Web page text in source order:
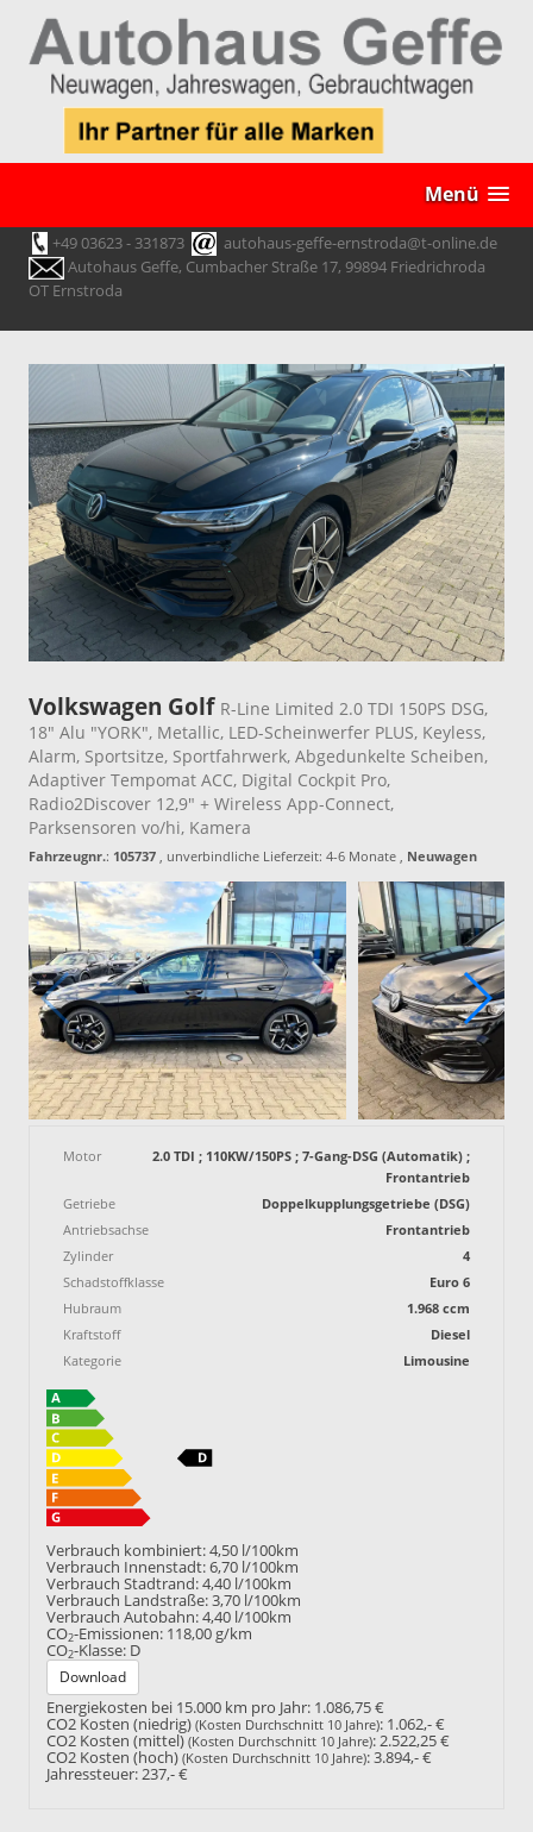
Menü
+49 03623 - 331873
autohaus-geffe-ernstroda@t-online.de
Autohaus Geffe, Cumbacher Straße 17, 99894 Friedrichroda
OT Ernstroda
Volkswagen Golf R-Line Limited 2.0 TDI 150PS DSG,
18" Alu "YORK", Metallic, LED-Scheinwerfer PLUS, Keyless,
Alarm, Sportsitze, Sportfahrwerk, Abgedunkelte Scheiben,
Adaptiver Tempomat ACC, Digital Cockpit Pro,
Radio2Discover 12,9" + Wireless App-Connect,
Parksensoren vo/hi, Kamera
Fahrzeugnr.: 105737 , unverbindliche Lieferzeit: 4-6 Monate , Neuwagen
Motor
2.0 TDI ; 110KW/150PS ; 7-Gang-DSG (Automatik) ;
Frontantrieb
Getriebe
Doppelkupplungsgetriebe (DSG)
Antriebsachse
Frontantrieb
Zylinder
4
Schadstoffklasse
Euro 6
Hubraum
1.968 ccm
Kraftstoff
Diesel
Kategorie
Limousine
Verbrauch kombiniert:4,50 l/100km
Verbrauch Innenstadt:6,70 l/100km
Verbrauch Stadtrand:4,40 l/100km
Verbrauch Landstraße:3,70 l/100km
Verbrauch Autobahn:4,40 l/100km
CO2-Emissionen: 118,00 g/km
CO2-Klasse: D
Download
Energiekosten bei 15.000 km pro Jahr: 1.086,75 €
CO2 Kosten (niedrig) (Kosten Durchschnitt 10 Jahre): 1.062,- €
CO2 Kosten (mittel) (Kosten Durchschnitt 10 Jahre):2.522,25 €
CO2 Kosten (hoch) (Kosten Durchschnitt 10 Jahre):3.894,- €
Jahressteuer:237,- €